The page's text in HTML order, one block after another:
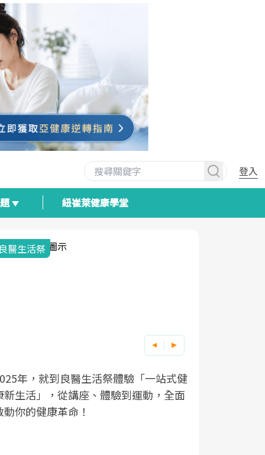
登入
紐崔萊健康學堂
與健康韌性的距離
醫健康網從「換季的身體變化」出發，
過醫學觀點與日常感受的對話，建立對
健康的認知，進而引導實際的改善行